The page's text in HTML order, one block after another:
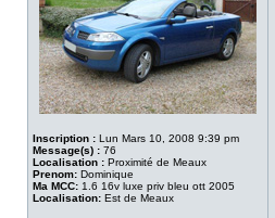
Inscription : Lun Mars 10, 2008 9:39 pm
Message(s) : 76
Localisation : Proximité de Meaux
Prenom: Dominique
Ma MCC: 1.6 16v luxe priv bleu ott 2005
Localisation: Est de Meaux